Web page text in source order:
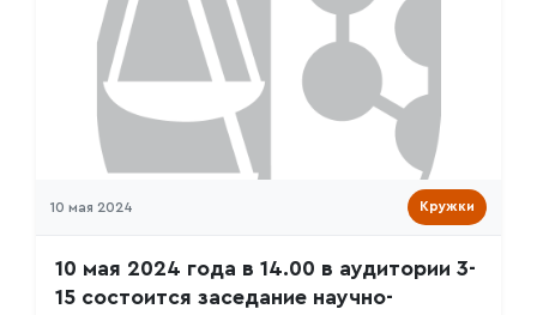
10 мая 2024 Кружки
10 мая 2024 года в 14.00 в аудитории 3-
15 состоится заседание научно-